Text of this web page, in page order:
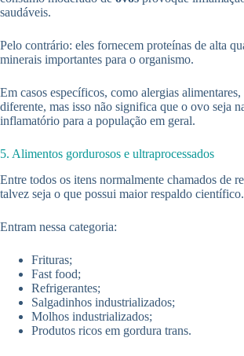
saudáveis.
Pelo contrário: eles fornecem proteínas de alta
minerais importantes para o organismo.
Em casos específicos, como alergias
diferente, mas isso não significa que o ovo seja
inflamatório para a população em geral.
5. Alimentos gordurosos e ultraprocessados
Entre todos os itens normalmente chamados de
talvez seja o que possui maior respaldo científico.
Entram nessa categoria:
Frituras;
Fast food;
Refrigerantes;
Salgadinhos industrializados;
Molhos industrializados;
Produtos ricos em gordura trans.